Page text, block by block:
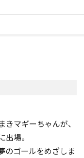
マギーちゃんが、
場。
のゴールをめざしま